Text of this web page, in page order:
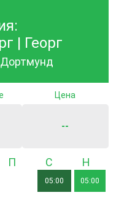
| Георг
Цена
--
Събота
05:00 05:00